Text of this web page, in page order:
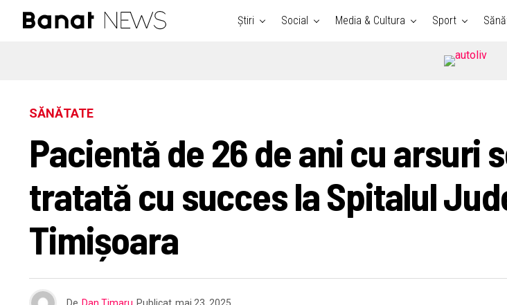
Știri Social Media & Cultura Sport
SĂNĂTATE
Pacientă de 26 de ani cu arsuri
tratată cu succes la Spitalul
Timișoara